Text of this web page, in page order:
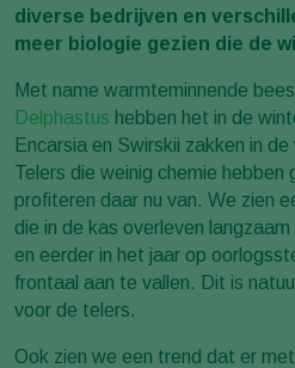
diverse bedrijven en
meer biologie gezien die de
Met name warmteminnende
Delphastus hebben het in de
Encarsia en Swirskii zakken in
Telers die weinig chemie
profiteren daar nu van. We zien
die in de kas overleven
en eerder in het jaar op
frontaal aan te vallen. Dit is
voor de telers.
Ook zien we een trend dat er